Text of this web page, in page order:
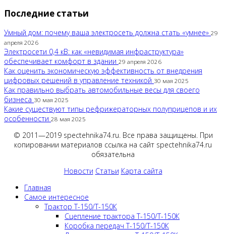
Последние статьи
Умный дом: почему ваша электросеть должна стать «умнее» 29
апреля 2026
Электросети 0,4 кВ: как «невидимая инфраструктура»
обеспечивает комфорт в здании 29 апреля 2026
Как оценить экономическую эффективность от внедрения
цифровых решений в управление техникой 30 мая 2025
Как правильно выбрать автомобильные весы для своего
бизнеса 30 мая 2025
Какие существуют типы рефрижераторных полуприцепов и их
особенности 28 мая 2025
© 2011—2019 spectehnika74.ru. Все права защищены. При
копировании материалов ссылка на сайт spectehnika74.ru
обязательна
Новости Статьи Карта сайта
Главная
Самое интересное
Трактор Т-150/Т-150К
Сцепление трактора Т-150/Т-150К
Коробка передач Т-150/Т-150К